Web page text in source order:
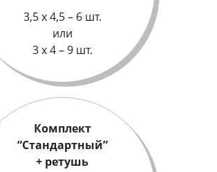
3,5 х 4,5 – 6 шт.
или
3 х 4 – 9 шт.
Комплект
“Стандартный”
+ ретушь